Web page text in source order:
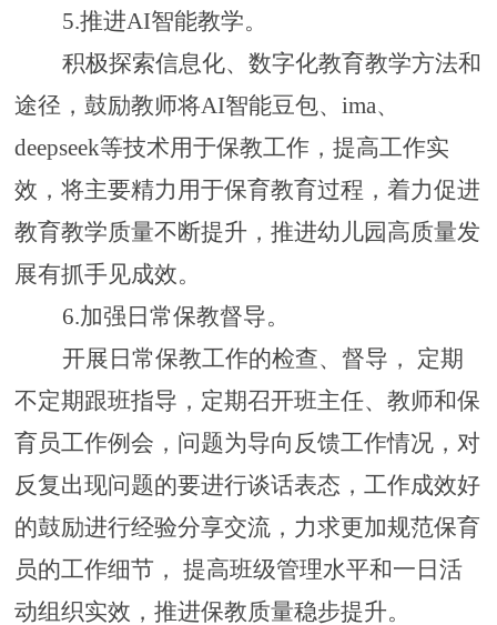
5.推进AI智能教学。
积极探索信息化、数字化教育教学方法和
途径 ， 鼓励教师将AI智能豆包、ima、
deepseek等技术用于保教工作，提高工作实
效，将主要精力用于保育教育过程，着力促进
教育教学质量不断提升，推进幼儿园高质量发
展有抓手见成效。
6.加强 日常保教督导。
开展日常保教工作的检查、督导 ，
定期
不定期跟班指导，定期召开班主任、教师和保
育员工作例会， 问题为导向 反馈工作情况， 对
反复出现问题的要进行谈话表态 ， 工作成效好
的鼓励进行经验分享交流，力求更加规范保育
员的工作细节 ， 提高班级管理水平和一日活
动组织实效，推进保教质量稳步提升。